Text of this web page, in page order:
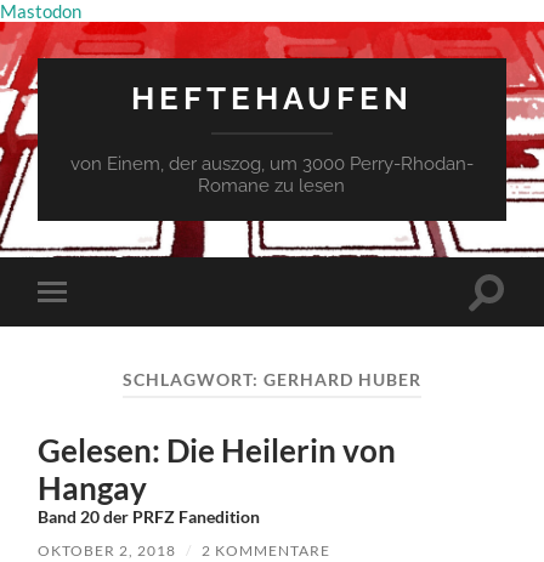
Mastodon
HEFTEHAUFEN
von Einem, der auszog, um 3000 Perry-Rhodan-
Romane zu lesen
Mobile-
Menü
SCHLAGWORT: GERHARD HUBER
Gelesen: Die Heilerin von
Hangay
Band 20 der PRFZ Fanedition
OKTOBER 2, 2018 / 2 KOMMENTARE